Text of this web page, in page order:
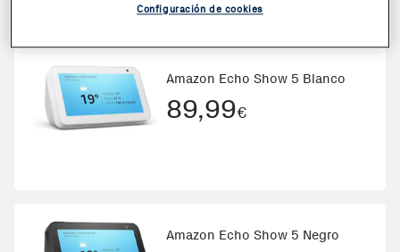
Amazon Echo Show 5 Blanco
89,99€
Amazon Echo Show 5 Negro
Configuración de cookies